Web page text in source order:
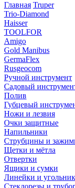
Главная Truper
Trio-Diamond
Haisser
TOOLFOR
Amigo
Gold Manibus
GermaFlex
Rusgeocom
Ручной инструмент
Садовый
Полив
Губцевый
Ножи и лезвия
Очки защитные
Напильники
Струбцины и
Щетки и мётла
Отвертки
Ящики и сумки
Линейки и
Стеклорезы и